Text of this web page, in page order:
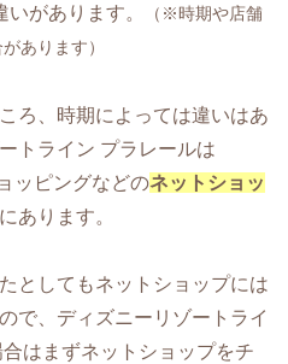
いがあります。
（※時期や店舗
あります）
ろ、時期によっては違いはあ
トライン プラレールは
ッピングなどのネットショッ
あります。
としてもネットショップには
で、ディズニーリゾートライ
はまずネットショップをチ